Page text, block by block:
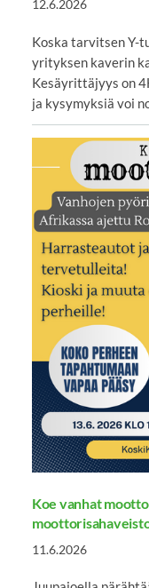
12.6.2026
Koska tarvitsen Y-
yrityksen kaverin
Kesäyrittäjyys on
ja kysymyksiä voi
Koe vanhat
11.6.2026